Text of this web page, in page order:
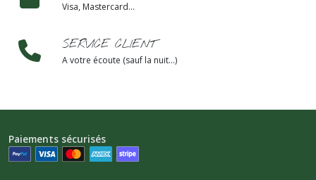
Visa, Mastercard...
SERVICE CLIENT
A votre écoute (sauf la nuit...)
Paiements sécurisés